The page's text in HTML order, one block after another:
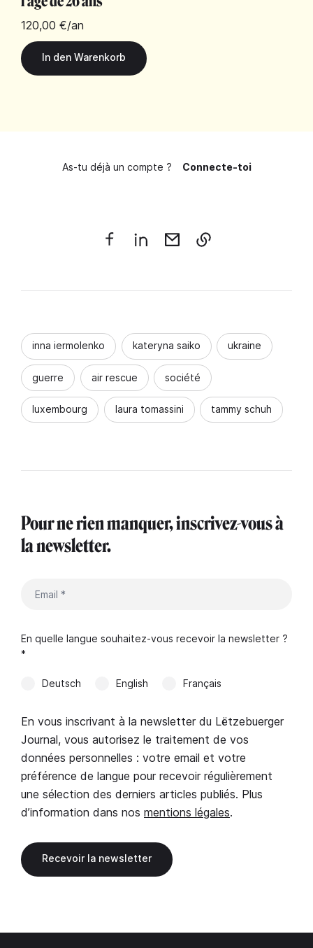
120,00 €/an
As-tu déjà un compte ? Connecte-toi
inna iermolenko kateryna saiko ukraine
guerre air rescue société
luxembourg laura tomassini tammy schuh
Pour ne rien manquer, inscrivez-vous à
la newsletter.
En quelle langue souhaitez-vous recevoir la newsletter ?
*
Deutsch English Français
En vous inscrivant à la newsletter du Lëtzebuerger
Journal, vous autorisez le traitement de vos
données personnelles : votre email et votre
préférence de langue pour recevoir régulièrement
une sélection des derniers articles publiés. Plus
d’information dans nos mentions légales.